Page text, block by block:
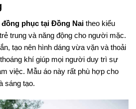
phục tại Đồng Nai theo kiểu
trung và năng động cho người mặc.
tạo nên hình dáng vừa vặn và thoải
khí giúp mọi người duy trì sự
việc. Mẫu áo này rất phù hợp cho
sáng tạo.